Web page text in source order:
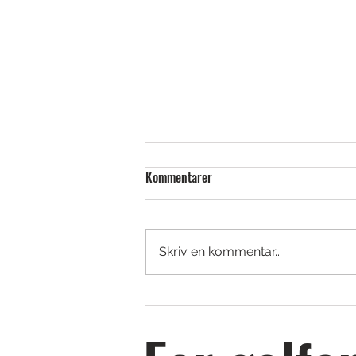
Golfjoy Spica 3 – Launch monitor i
Kommentarer
Skriv en kommentar...